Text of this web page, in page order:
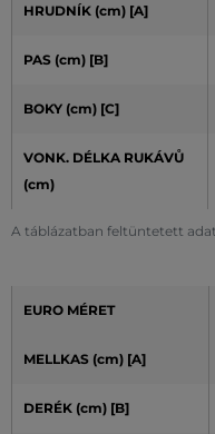
A táblázatban feltüntetett
HRUDNÍK (cm) [A]
PAS (cm) [B]
BOKY (cm) [C]
VONK. DÉLKA RUKÁVŮ
(cm)
EURO MÉRET
MELLKAS (cm) [A]
DERÉK (cm) [B]